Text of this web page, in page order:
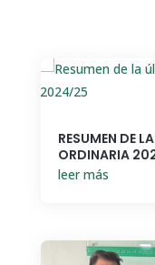
RESUMEN DE
ORDINARIA
leer más